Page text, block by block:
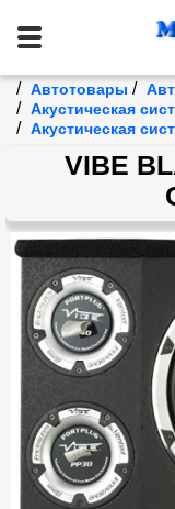
/ Автотовары /
/ Акустическая
/ Акустическая
VIBE